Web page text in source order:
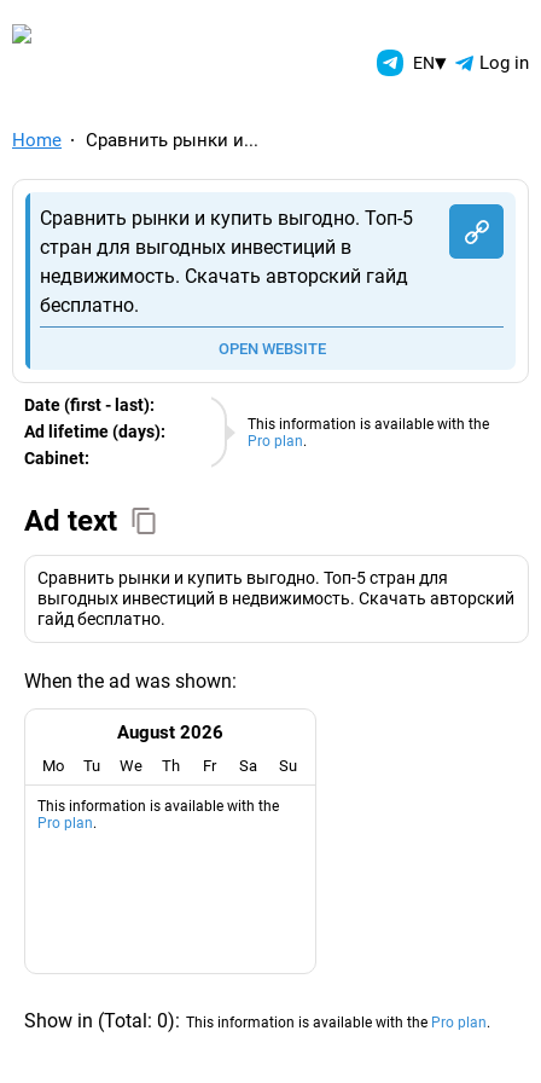
TelegramAds.com — EN▾ Log in
Home Сравнить рынки и...
Сравнить рынки и купить выгодно. Топ-5
стран для выгодных инвестиций в
недвижимость. Скачать авторский гайд
бесплатно.
OPEN WEBSITE
This information is available with the
Pro plan.
Date (first - last):
08.08.2026
Ad lifetime (days):
Cabinet:
EURO
Ad text
Сравнить рынки и купить выгодно. Топ-5 стран для
выгодных инвестиций в недвижимость. Скачать авторский
гайд бесплатно.
When the ad was shown:
August 2026
Mo Tu We Th Fr Sa Su
This information is available with the
Pro plan.
Show in (Total: 0): This information is available with the Pro plan.